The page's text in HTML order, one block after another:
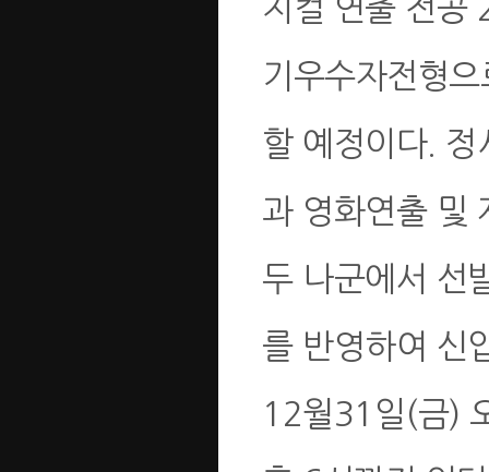
지컬 연출 전공
기우수자전형
할 예정이다. 정
과 영화연출 및
두 나군에서 선
를 반영하여 신
12월31일(금)